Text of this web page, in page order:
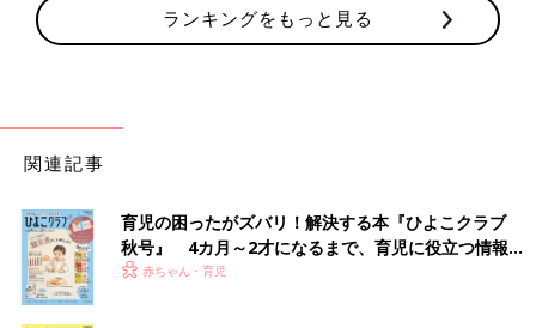
ランキングをもっと見る
関連記事
育児の困ったがズバリ！解決する本『ひよこクラブ
秋号』 4カ月～2才になるまで、育児に役立つ情報が
いっぱい！
赤ちゃん・育児